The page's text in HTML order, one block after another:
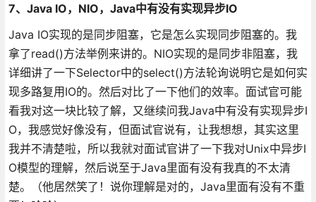
7、Java IO，NIO，Java中有没有实现异步IO
Java IO实现的是同步阻塞，它是怎么实现同步阻塞的。我
拿了read()方法举例来讲的。NIO实现的是同步非阻塞，我
详细讲了一下Selector中的select()方法轮询说明它是如何实
现多路复用IO的。然后对比了一下他们的效率。面试官可能
看我对这一块比较了解，又继续问我Java中有没有实现异步I
O，我感觉好像没有，但面试官说有，让我想想，其实这里
我并不清楚啦，所以我就对面试官讲了一下我对Unix中异步I
O模型的理解，然后说至于Java里面有没有我真的不太清
楚。（他居然笑了！说你理解是对的，Java里面有没有不重